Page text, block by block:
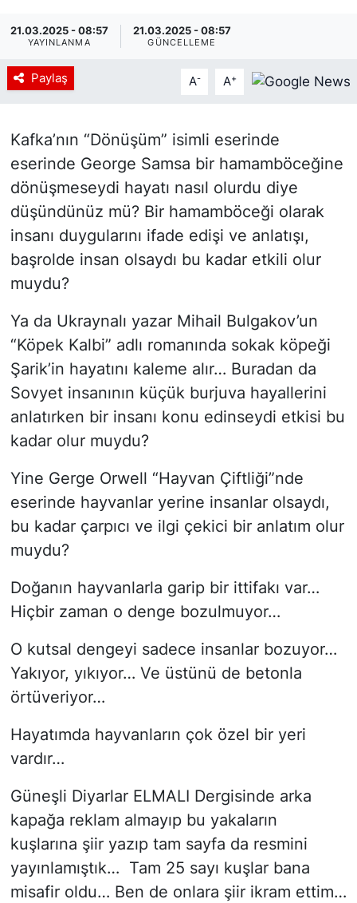
21.03.2025 - 08:57
YAYINLANMA
21.03.2025 - 08:57
GÜNCELLEME
Paylaş A- A+
Kafka’nın “Dönüşüm” isimli eserinde
eserinde George Samsa bir hamamböceğine
dönüşmeseydi hayatı nasıl olurdu diye
düşündünüz mü? Bir hamamböceği olarak
insanı duygularını ifade edişi ve anlatışı,
başrolde insan olsaydı bu kadar etkili olur
muydu?
Ya da Ukraynalı yazar Mihail Bulgakov’un
“Köpek Kalbi” adlı romanında sokak köpeği
Şarik’in hayatını kaleme alır… Buradan da
Sovyet insanının küçük burjuva hayallerini
anlatırken bir insanı konu edinseydi etkisi bu
kadar olur muydu?
Yine Gerge Orwell “Hayvan Çiftliği”nde
eserinde hayvanlar yerine insanlar olsaydı,
bu kadar çarpıcı ve ilgi çekici bir anlatım olur
muydu?
Doğanın hayvanlarla garip bir ittifakı var…
Hiçbir zaman o denge bozulmuyor…
O kutsal dengeyi sadece insanlar bozuyor…
Yakıyor, yıkıyor… Ve üstünü de betonla
örtüveriyor…
Hayatımda hayvanların çok özel bir yeri
vardır…
Güneşli Diyarlar ELMALI Dergisinde arka
kapağa reklam almayıp bu yakaların
kuşlarına şiir yazıp tam sayfa da resmini
yayınlamıştık… Tam 25 sayı kuşlar bana
misafir oldu… Ben de onlara şiir ikram ettim…